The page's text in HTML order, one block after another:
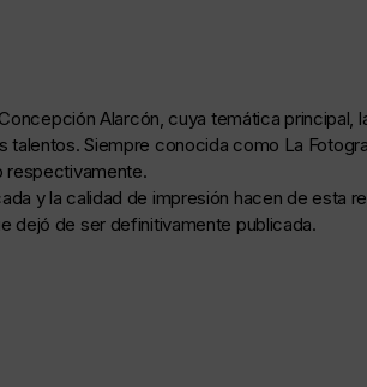
Alarcón, cuya temática
Siempre conocida como La
respectivamente.
y la calidad de impresión hacen de esta
dejó de ser definitivamente publicada.